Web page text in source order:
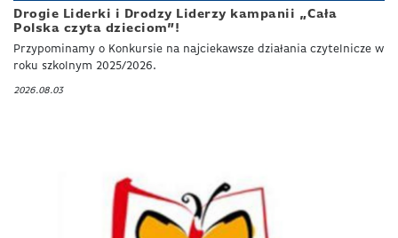
Drogie Liderki i Drodzy Liderzy kampanii „Cała
Polska czyta dzieciom”!
Przypominamy o Konkursie na najciekawsze działania czytelnicze w
roku szkolnym 2025/2026.
2026.08.03